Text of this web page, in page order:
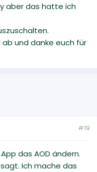
aber das hatte ich
und danke euch für
#19
das AOD ändern.
Ich mache das